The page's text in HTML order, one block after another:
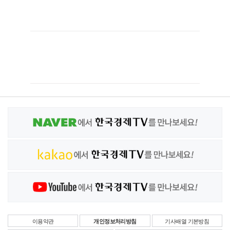
이용약관 개인정보처리방침 기사배열 기본방침